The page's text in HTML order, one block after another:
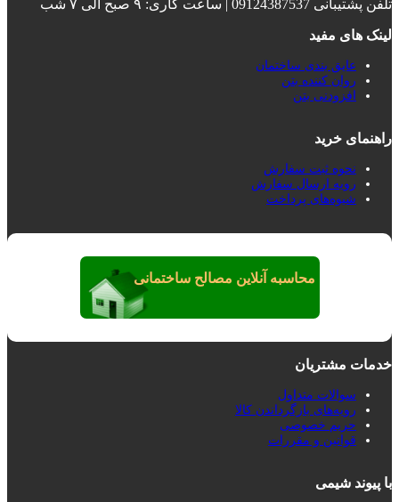
تلفن پشتیبانی 09124387537 | ساعت کاری: ۹ صبح الی ۷ شب
لینک های مفید
عایق بندی ساختمان‌
روان کننده بتن
افزودنی بتن
راهنمای خرید
نحوه ثبت سفارش
رویه ارسال سفارش
شیوه‌های پرداخت
محاسبه آنلاین مصالح ساختمانی
خدمات مشتریان
سوالات متداول
رویه‌های بازگرداندن کالا
حریم خصوصی
قوانین و مقررات
با پیوند شیمی